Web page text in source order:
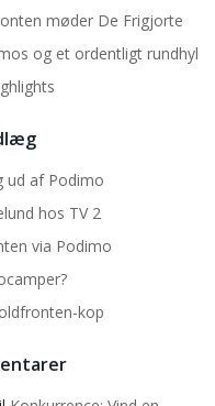
møder De Frigjorte
og et ordentligt rundhyl
ud af Podimo
hos TV 2
via Podimo
kop